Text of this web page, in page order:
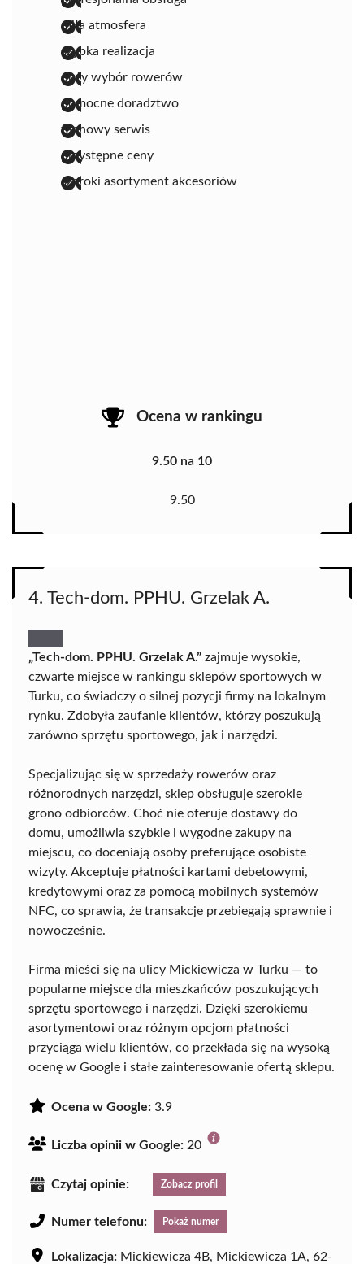
miła atmosfera
szybka realizacja
duży wybór rowerów
pomocne doradztwo
fachowy serwis
przystępne ceny
szeroki asortyment akcesoriów
Ocena w rankingu
9.50 na 10
9.50
4. Tech-dom. PPHU. Grzelak A.
„Tech-dom. PPHU. Grzelak A.” zajmuje wysokie,
czwarte miejsce w rankingu sklepów sportowych w
Turku, co świadczy o silnej pozycji firmy na lokalnym
rynku. Zdobyła zaufanie klientów, którzy poszukują
zarówno sprzętu sportowego, jak i narzędzi.
Specjalizując się w sprzedaży rowerów oraz
różnorodnych narzędzi, sklep obsługuje szerokie
grono odbiorców. Choć nie oferuje dostawy do
domu, umożliwia szybkie i wygodne zakupy na
miejscu, co doceniają osoby preferujące osobiste
wizyty. Akceptuje płatności kartami debetowymi,
kredytowymi oraz za pomocą mobilnych systemów
NFC, co sprawia, że transakcje przebiegają sprawnie i
nowocześnie.
Firma mieści się na ulicy Mickiewicza w Turku — to
popularne miejsce dla mieszkańców poszukujących
sprzętu sportowego i narzędzi. Dzięki szerokiemu
asortymentowi oraz różnym opcjom płatności
przyciąga wielu klientów, co przekłada się na wysoką
ocenę w Google i stałe zainteresowanie ofertą sklepu.
Ocena w Google: 3.9
Liczba opinii w Google: 20
Czytaj opinie: Zobacz profil
Numer telefonu: Pokaż numer
Lokalizacja: Mickiewicza 4B, Mickiewicza 1A, 62-